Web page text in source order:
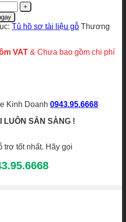
Tủ hồ sơ tài liệu gỗ Thương
VAT & Chưa bao gồm chi phí
Kinh Doanh 0943.95.6668
LUÔN SẴN SÀNG !
tốt nhất. Hãy gọi